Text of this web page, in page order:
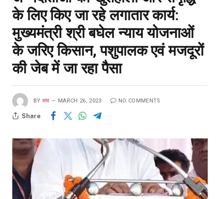
के लिए किए जा रहे लगातार कार्य:
मुख्यमंत्री श्री बघेल न्याय योजनाओं
के जरिए किसान, पशुपालक एवं मजदूरों
की जेब में जा रहा पैसा
BY सच MARCH 26, 2023 NO COMMENTS
Share